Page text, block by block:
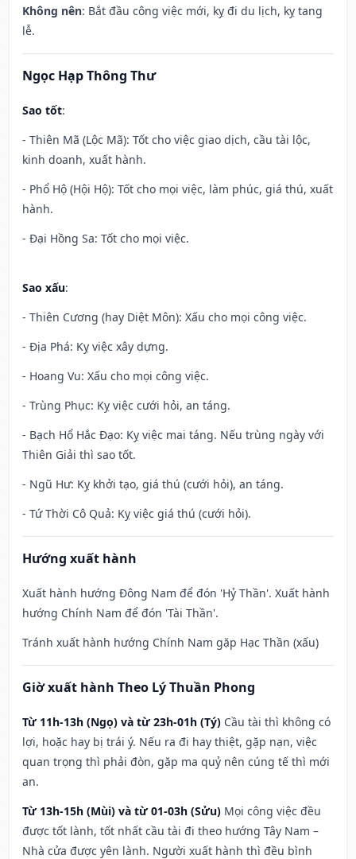
Không nên: Bắt đầu công việc mới, kỵ đi du lịch, kỵ tang
lễ.
Ngọc Hạp Thông Thư
Sao tốt:
- Thiên Mã (Lộc Mã): Tốt cho việc giao dịch, cầu tài lộc,
kinh doanh, xuất hành.
- Phổ Hộ (Hội Hộ): Tốt cho mọi việc, làm phúc, giá thú, xuất
hành.
- Đại Hồng Sa: Tốt cho mọi việc.
Sao xấu:
- Thiên Cương (hay Diệt Môn): Xấu cho mọi công việc.
- Địa Phá: Kỵ việc xây dựng.
- Hoang Vu: Xấu cho mọi công việc.
- Trùng Phục: Kỵ việc cưới hỏi, an táng.
- Bạch Hổ Hắc Đạo: Kỵ việc mai táng. Nếu trùng ngày với
Thiên Giải thì sao tốt.
- Ngũ Hư: Kỵ khởi tạo, giá thú (cưới hỏi), an táng.
- Tứ Thời Cô Quả: Kỵ việc giá thú (cưới hỏi).
Hướng xuất hành
Xuất hành hướng Đông Nam để đón 'Hỷ Thần'. Xuất hành
hướng Chính Nam để đón 'Tài Thần'.
Tránh xuất hành hướng Chính Nam gặp Hạc Thần (xấu)
Giờ xuất hành Theo Lý Thuần Phong
Từ 11h-13h (Ngọ) và từ 23h-01h (Tý) Cầu tài thì không có
lợi, hoặc hay bị trái ý. Nếu ra đi hay thiệt, gặp nạn, việc
quan trọng thì phải đòn, gặp ma quỷ nên cúng tế thì mới
an.
Từ 13h-15h (Mùi) và từ 01-03h (Sửu) Mọi công việc đều
được tốt lành, tốt nhất cầu tài đi theo hướng Tây Nam –
Nhà cửa được yên lành. Người xuất hành thì đều bình